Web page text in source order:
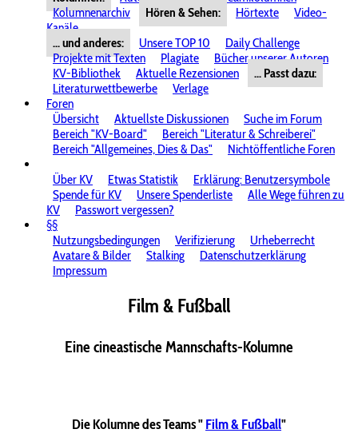
Kolumnenarchiv
Hören & Sehen: Hörtexte
Video-
Kanäle
... und anderes:
Unsere TOP 10
Daily Challenge
Projekte mit Texten
Plagiate
Bücher unserer Autoren
KV-Bibliothek
Aktuelle Rezensionen
... Passt dazu:
Literaturwettbewerbe
Verlage
Foren
Übersicht
Aktuellste Diskussionen
Suche im Forum
Bereich "KV-Board"
Bereich "Literatur & Schreiberei"
Bereich "Allgemeines, Dies & Das"
Nichtöffentliche Foren
Über KV
Etwas Statistik
Erklärung: Benutzersymbole
Spende für KV
Unsere Spenderliste
Alle Wege führen zu
KV
Passwort vergessen?
§§
Nutzungsbedingungen
Verifizierung
Urheberrecht
Avatare & Bilder
Stalking
Datenschutzerklärung
Impressum
Film & Fußball
Eine cineastische Mannschafts-Kolumne
Die Kolumne des Teams "Film & Fußball"